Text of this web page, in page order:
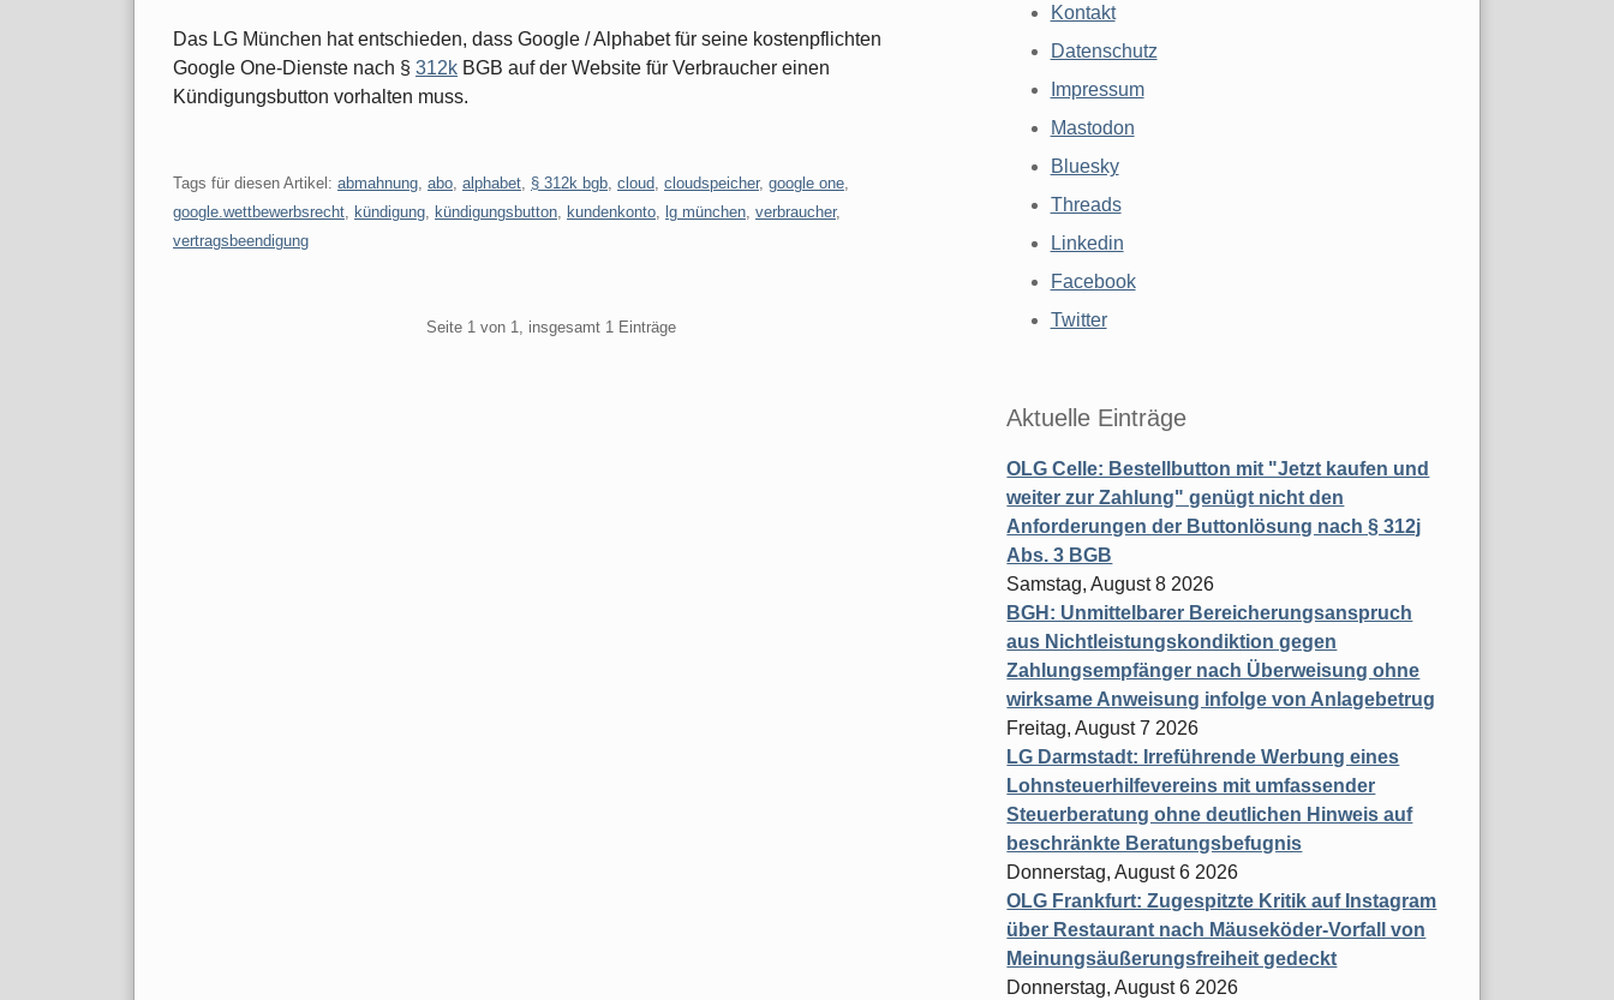
Das LG München hat entschieden, dass Google / Alphabet für seine kostenpflichten
Google One-Dienste nach § 312k BGB auf der Website für Verbraucher einen
Kündigungsbutton vorhalten muss.
Tags für diesen Artikel: abmahnung abo alphabet § 312k bgb cloud cloudspeicher, google one
google.wettbewerbsrecht
kündigung kündigungsbutton kundenkonto lg münchen verbraucher,
vertragsbeendigung
Seite 1 von 1, insgesamt 1 Einträge
Kontakt
Datenschutz
Impressum
Mastodon
Bluesky
Threads
Linkedin
Facebook
Twitter
Aktuelle Einträge
OLG Celle: Bestellbutton mit "Jetzt kaufen und
weiter zur Zahlung" genügt nicht den
Anforderungen der Buttonlösung nach § 312j
Abs. 3 BGB
Samstag, August 8 2026
BGH: Unmittelbarer Bereicherungsanspruch
aus Nichtleistungskondiktion gegen
Zahlungsempfänger nach Überweisung ohne
wirksame Anweisung infolge von Anlagebetrug
Freitag, August 7 2026
LG Darmstadt: Irreführende Werbung eines
Lohnsteuerhilfevereins mit umfassender
Steuerberatung ohne deutlichen Hinweis auf
beschränkte Beratungsbefugnis
Donnerstag, August 6 2026
OLG Frankfurt: Zugespitzte Kritik auf Instagram
über Restaurant nach Mäuseköder-Vorfall von
Meinungsäußerungsfreiheit gedeckt
Donnerstag, August 6 2026